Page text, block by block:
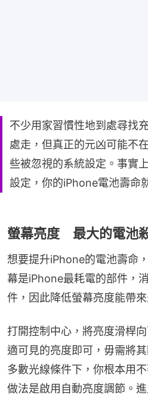
不少用家習慣性地到處尋找
處走，但真正的元凶可能不
些被忽視的系統設定。事實
設定，你的iPhone電池壽命
螢幕亮度 最大的電池
想要提升iPhone的電池壽命
幕是iPhone最耗電的部件，
件，因此降低螢幕亮度能帶
打開控制中心，將亮度滑桿
適可見的亮度即可，毋需將
多數光線條件下，你根本用
做法是啟用自動亮度調節。